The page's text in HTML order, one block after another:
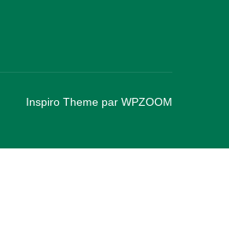
Inspiro Theme par WPZOOM